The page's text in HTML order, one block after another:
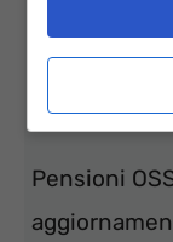
svolta
17 Maggio 2022
Pensioni